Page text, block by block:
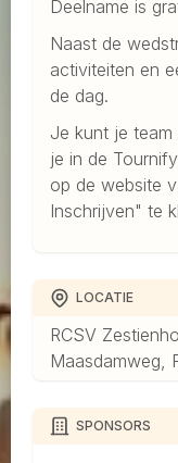
Deelname is
Naast de
activiteiten en
de dag.
Je kunt je team
je in de
op de website
Inschrijven" te
LOCATIE
RCSV
Maasdamweg,
SPONSORS